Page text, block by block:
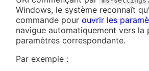
Windows, le système reconnaît
commande pourouvrir les
navigue automatiquement vers la
paramètres correspondante.
Par exemple :